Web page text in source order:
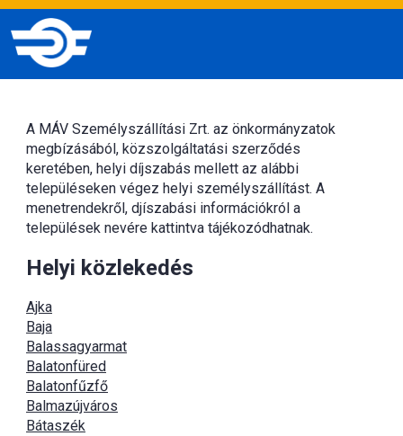
A MÁV Személyszállítási Zrt. az önkormányzatok
megbízásából, közszolgáltatási szerződés
keretében, helyi díjszabás mellett az alábbi
településeken végez helyi személyszállítást. A
menetrendekről, djíszabási információkról a
települések nevére kattintva tájékozódhatnak.
Helyi közlekedés
Ajka
Baja
Balassagyarmat
Balatonfüred
Balatonfűzfő
Balmazújváros
Bátaszék